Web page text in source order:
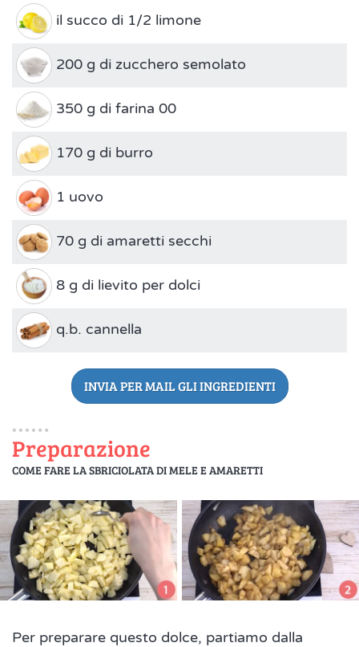
il succo di 1/2 limone
200 g di zucchero semolato
350 g di farina 00
170 g di burro
1 uovo
70 g di amaretti secchi
8 g di lievito per dolci
q.b. cannella
INVIA PER MAIL GLI INGREDIENTI
Preparazione
COME FARE LA SBRICIOLATA DI MELE E AMARETTI
Per preparare questo dolce, partiamo dalla